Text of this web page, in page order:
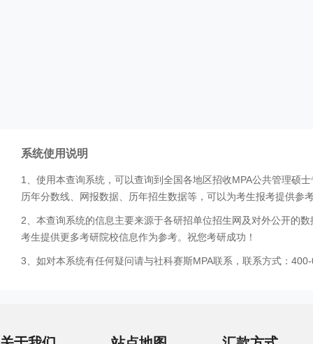
系统使用说明
1、使用本查询系统，可以查询到全国各地区招收MPA公共管理硕
历年分数线、网报数据、历年招生数据等，可以为考生报考提供参
2、本查询系统的信息主要来源于各研招单位招生网及对外公开的
考生提供更多考研院校信息作为参考。祝您考研成功！
3、如对本系统有任何疑问请与社科赛斯MPA联系，联系方式：